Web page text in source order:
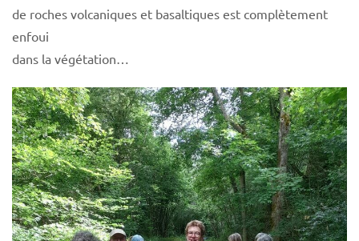
de roches volcaniques et basaltiques est complètement
enfoui
dans la végétation…